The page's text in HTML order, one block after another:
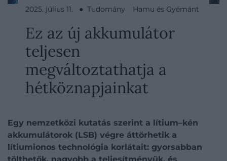
2025. július 11. ● Tudomány Hamu és Gyémánt
Ez az új akkumulátor
teljesen
megváltoztathatja a
hétköznapjainkat
Egy nemzetközi kutatás szerint a lítium–kén
akkumulátorok (LSB) végre áttörhetik a
lítiumionos technológia korlátait: gyorsabban